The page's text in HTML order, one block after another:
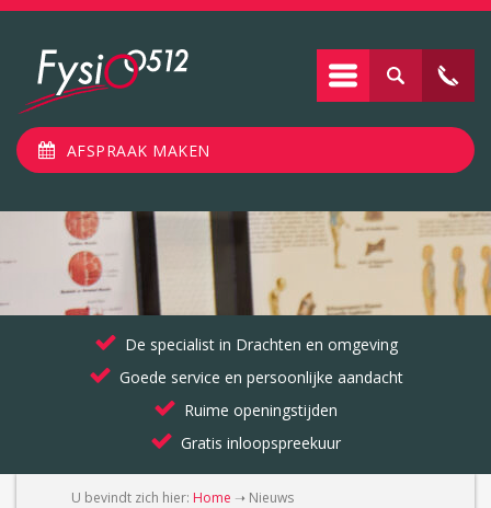
AFSPRAAK MAKEN
De specialist in Drachten en omgeving
Goede service en persoonlijke aandacht
Ruime openingstijden
Gratis inloopspreekuur
U bevindt zich hier: Home ➝ Nieuws